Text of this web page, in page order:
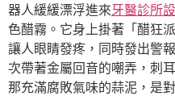
器人緩緩漂浮進來牙醫診所
色醋霧。它身上掛著「醋狂
讓人眼睛發疼，同時發出警
次帶著金屬回音的嘲弄，刺
那充滿腐敗氣味的蒜泥，是